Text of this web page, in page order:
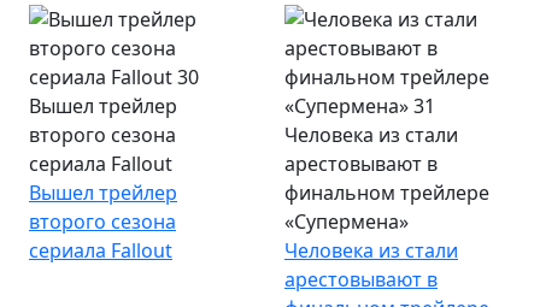
Вышел трейлер
второго сезона
сериала Fallout
Вышел трейлер
второго сезона
сериала Fallout
Человека из стали
арестовывают в
финальном трейлере
«Супермена»
Человека из стали
арестовывают в